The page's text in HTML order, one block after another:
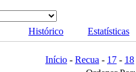
Histórico Estatísticas
Início - Recua - 17 - 18